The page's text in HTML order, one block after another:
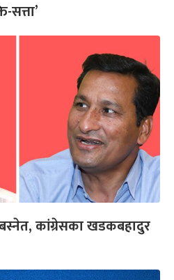
कांग्रेसका खडकबहादुर